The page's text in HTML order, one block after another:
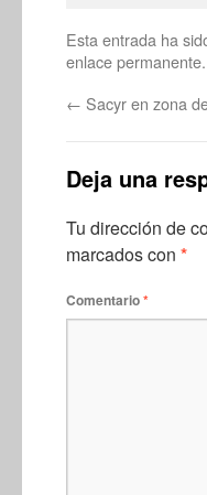
Esta entrada ha
enlace permanente.
← Sacyr en zona
Deja una
Tu dirección de
marcados con *
Comentario*